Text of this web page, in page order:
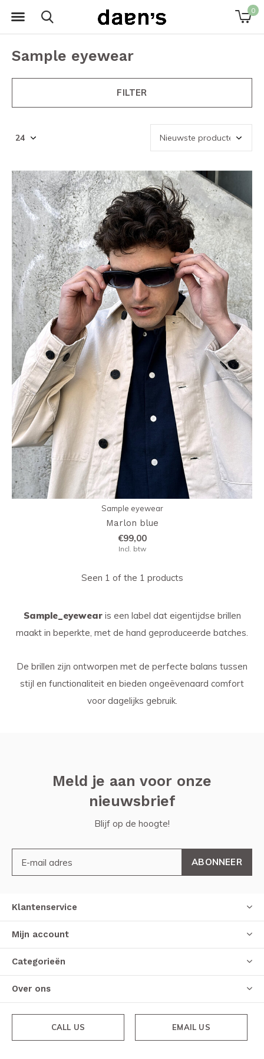
0
Sample eyewear
FILTER
Sample eyewear
Marlon blue
€99,00
Incl. btw
Seen 1 of the 1 products
Sample_eyewearis een label dat eigentijdse brillen
maakt in beperkte, met de hand geproduceerde batches.
De brillen zijn ontworpen met de perfecte balans tussen
stijl en functionaliteit en bieden ongeëvenaard comfort
voor dagelijks gebruik.
Meld je aan voor onze
nieuwsbrief
Blijf op de hoogte!
ABONNEER
Klantenservice
Mijn account
Categorieën
Over ons
CALL US EMAIL US